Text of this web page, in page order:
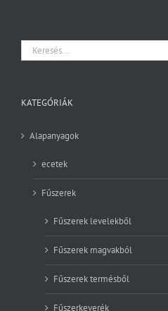
Alapanyagok
ecetek
Fűszerek
Fűszerek levelekből
Fűszerek magvakból
Fűszerek termésből
Fűszerkeverék